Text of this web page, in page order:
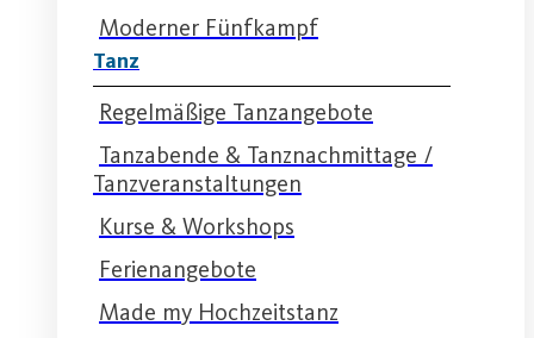
Moderner Fünfkampf
Tanz
Regelmäßige Tanzangebote
Tanzabende & Tanznachmittage /
Tanzveranstaltungen
Kurse & Workshops
Ferienangebote
Made my Hochzeitstanz